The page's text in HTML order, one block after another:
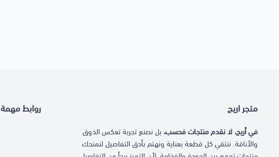
متجر اريج
في أريج، لا نقدم منتجات فحسب، بل نصنع تجربة تعكس الذوق
والأناقة. ننتقي كل قطعة بعناية ونهتم بأدق التفاصيل لنمنحك
روابط مهمة